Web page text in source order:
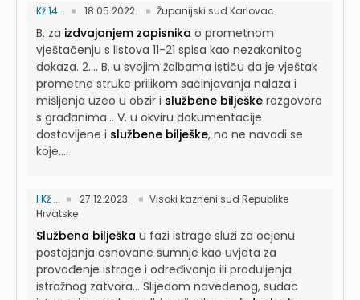
Kž 14... 18.05.2022. Županijski sud Karlovac
B. za izdvajanjem zapisnika o prometnom
vještačenju s listova 11-21 spisa kao nezakonitog
dokaza. 2.... B. u svojim žalbama ističu da je vještak
prometne struke prilikom sačinjavanja nalaza i
mišljenja uzeo u obzir i službene bilješke razgovora
s građanima... V. u okviru dokumentacije
dostavljene i službene bilješke, no ne navodi se
koje....
I Kž ... 27.12.2023.
Visoki kazneni sud Republike
Hrvatske
Službena bilješka u fazi istrage služi za ocjenu
postojanja osnovane sumnje kao uvjeta za
provođenje istrage i određivanja ili produljenja
istražnog zatvora... Slijedom navedenog, sudac